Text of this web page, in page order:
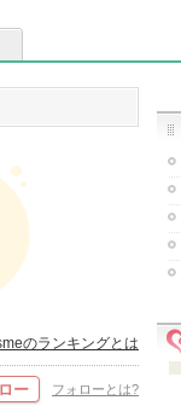
のランキングとは
ー フォローとは?